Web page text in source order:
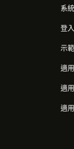
系
登入
示範
適
適
適